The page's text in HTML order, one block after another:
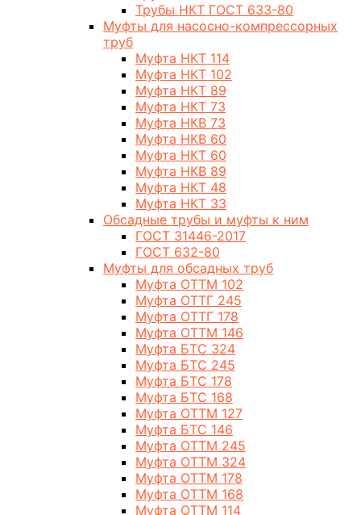
Трубы НКТ ГОСТ 633-80
Муфты для насосно-компрессорных
труб
Муфта НКТ 114
Муфта НКТ 102
Муфта НКТ 89
Муфта НКТ 73
Муфта НКВ 73
Муфта НКВ 60
Муфта НКТ 60
Муфта НКВ 89
Муфта НКТ 48
Муфта НКТ 33
Обсадные трубы и муфты к ним
ГОСТ 31446-2017
ГОСТ 632-80
Муфты для обсадных труб
Муфта ОТТМ 102
Муфта ОТТГ 245
Муфта ОТТГ 178
Муфта ОТТМ 146
Муфта БТС 324
Муфта БТС 245
Муфта БТС 178
Муфта БТС 168
Муфта ОТТМ 127
Муфта БТС 146
Муфта ОТТМ 245
Муфта ОТТМ 324
Муфта ОТТМ 178
Муфта ОТТМ 168
Муфта ОТТМ 114